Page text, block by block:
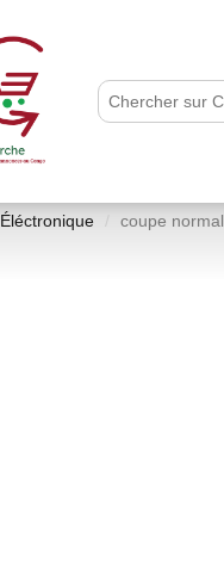
Éléctronique coupe normal